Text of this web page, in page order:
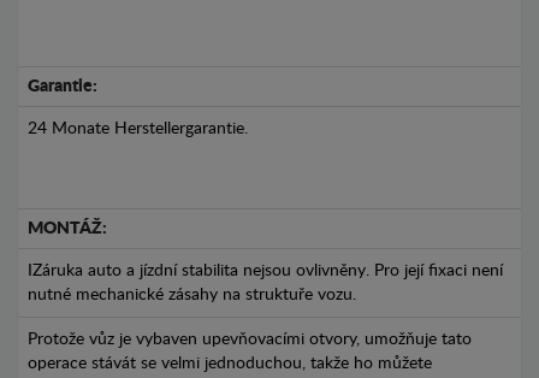
Garantie:
24 Monate Herstellergarantie.
MONTÁŽ:
IZáruka auto a jízdní stabilita nejsou ovlivněny. Pro její fixaci není
nutné mechanické zásahy na struktuře vozu.
Protože vůz je vybaven upevňovacími otvory, umožňuje tato
operace stávát se velmi jednoduchou, takže ho můžete